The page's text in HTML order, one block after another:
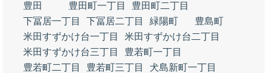
豊田
豊田町一丁目
豊田町二丁目
下冨居一丁目
下冨居二丁目 緑陽町
豊島町
米田すずかけ台一丁目
米田すずかけ台二丁目
米田すずかけ台三丁目
豊若町一丁目
豊若町二丁目
豊若町三丁目
犬島新町一丁目